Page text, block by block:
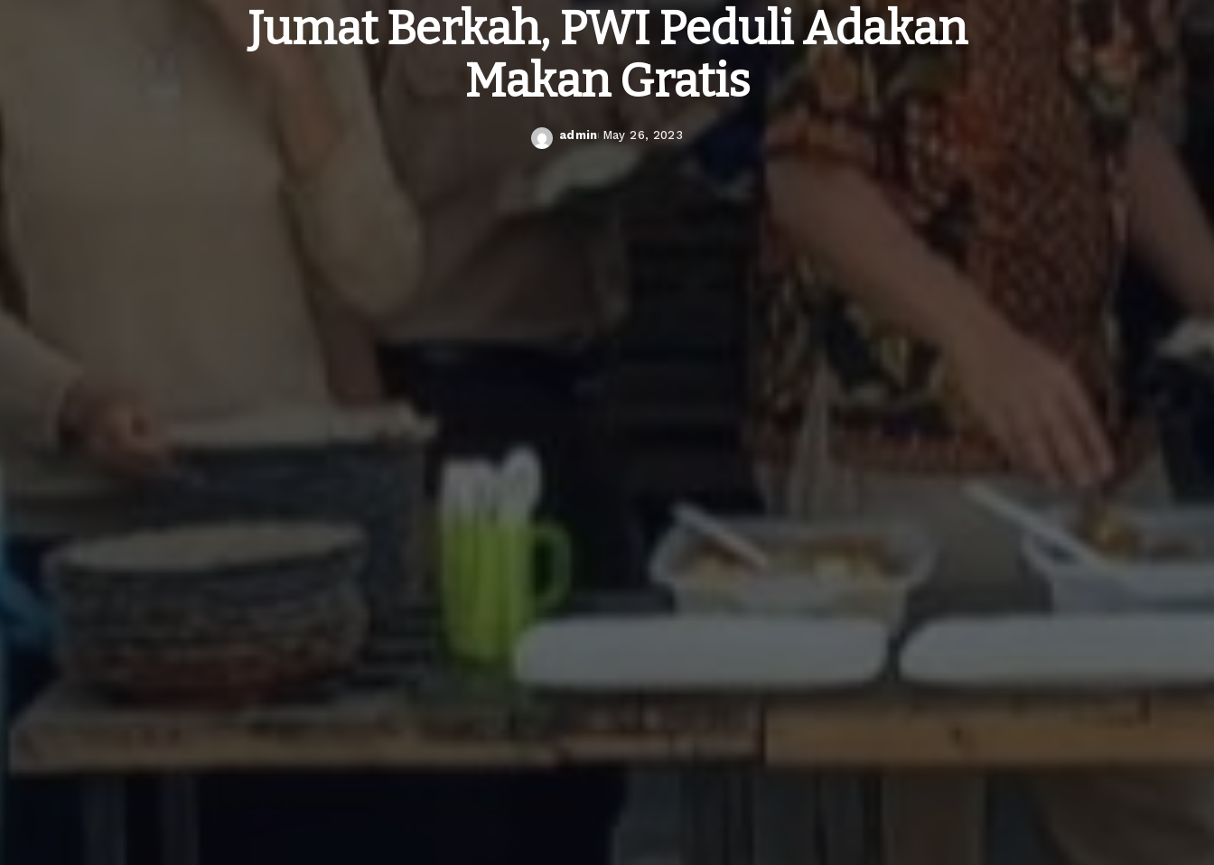
Jumat Berkah, PWI Peduli Adakan
Makan Gratis
admin May 26, 2023